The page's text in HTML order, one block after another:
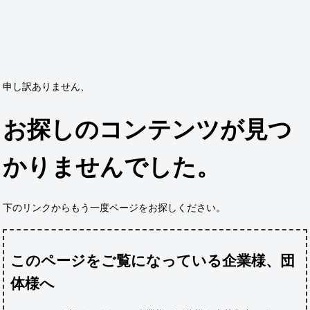
申し訳ありません、
お探しのコンテンツが見つ
かりませんでした。
下のリンクからもう一度ページをお探しください。
このページをご覧になっている企業様、団
体様へ